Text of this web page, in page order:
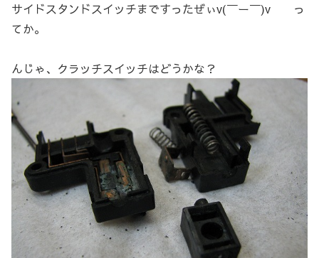
サイドスタンドスイッチまですったぜぃv(￣ー￣)v っ
てか。
んじゃ、クラッチスイッチはどうかな？